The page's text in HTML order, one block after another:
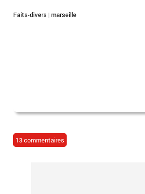
Faits-divers |marseille
13 commentaires